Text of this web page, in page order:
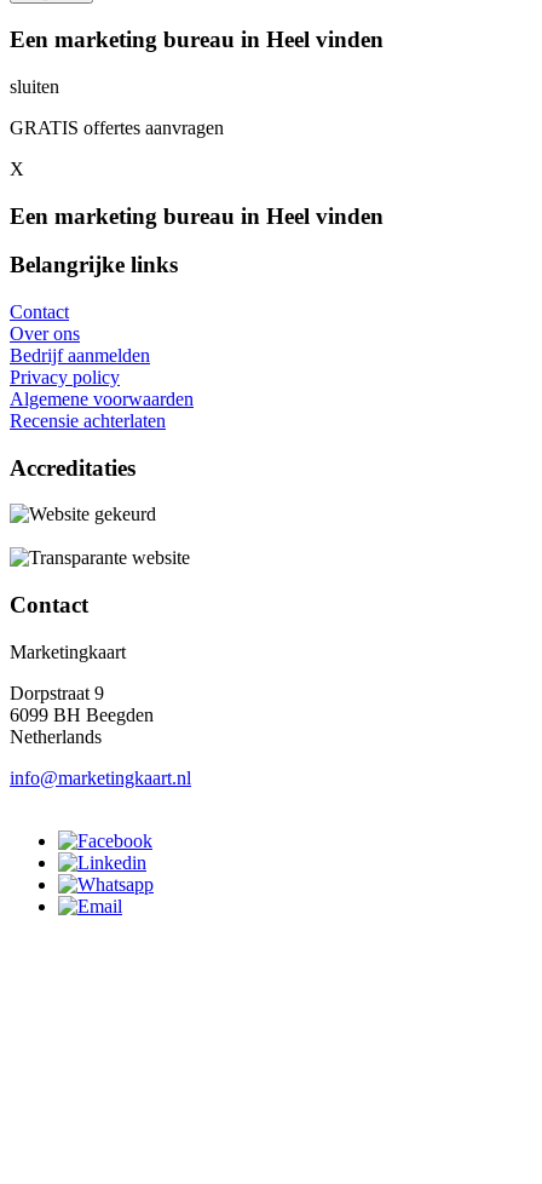
Een marketing bureau in Heel vinden
sluiten
GRATIS offertes aanvragen
X
Een marketing bureau in Heel vinden
Belangrijke links
Contact
Over ons
Bedrijf aanmelden
Privacy policy
Algemene voorwaarden
Recensie achterlaten
Accreditaties
Contact
Marketingkaart
Dorpstraat 9
6099 BH Beegden
Netherlands
info@marketingkaart.nl